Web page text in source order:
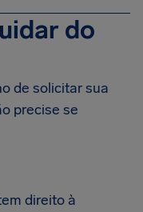
do
de solicitar sua
precise se
direito à